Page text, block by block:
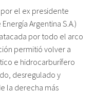
el ex presidente
Argentina S.A.)
por todo el arco
permitió volver a
e hidrocarburífero
desregulado y
la derecha más